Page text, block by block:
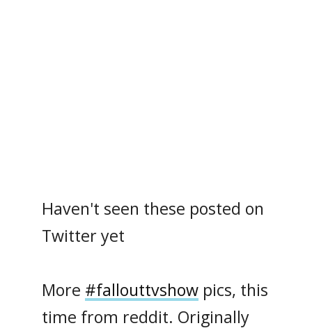
Haven't seen these posted on
Twitter yet
More #fallouttvshow pics, this
time from reddit. Originally